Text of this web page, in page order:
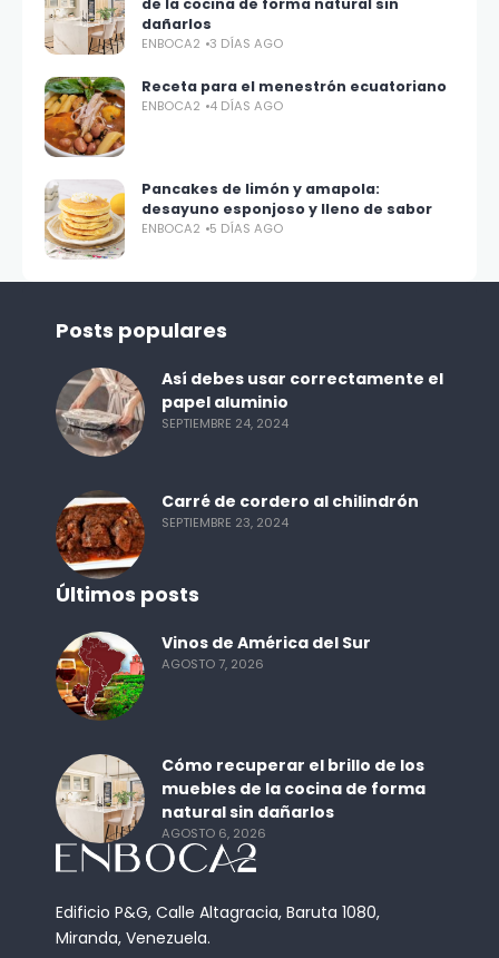
de la cocina de forma natural sin
dañarlos
ENBOCA2 3 DÍAS AGO
Receta para el menestrón ecuatoriano
ENBOCA2 4 DÍAS AGO
Pancakes de limón y amapola:
desayuno esponjoso y lleno de sabor
ENBOCA2 5 DÍAS AGO
Edificio P&G, Calle Altagracia, Baruta 1080,
Miranda, Venezuela.
Posts populares
Así debes usar correctamente el
papel aluminio
SEPTIEMBRE 24, 2024
Carré de cordero al chilindrón
SEPTIEMBRE 23, 2024
Últimos posts
Vinos de América del Sur
AGOSTO 7, 2026
Cómo recuperar el brillo de los
muebles de la cocina de forma
natural sin dañarlos
AGOSTO 6, 2026